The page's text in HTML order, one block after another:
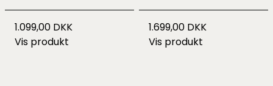
1.099,00 DKK
Vis produkt
1.699,00 DKK
Vis produkt